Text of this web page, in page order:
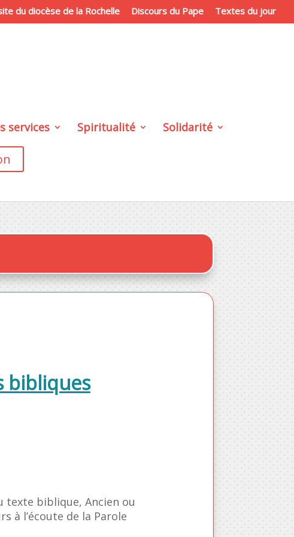
du diocèse de la Rochelle Discours du Pape Textes du jour
services Spiritualité Solidarité
bibliques
biblique, Ancien ou
à l’écoute de la Parole